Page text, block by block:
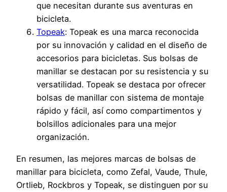
que necesitan durante sus aventuras en
bicicleta.
Topeak: Topeak es una marca reconocida
por su innovación y calidad en el diseño de
accesorios para bicicletas. Sus bolsas de
manillar se destacan por su resistencia y su
versatilidad. Topeak se destaca por ofrecer
bolsas de manillar con sistema de montaje
rápido y fácil, así como compartimentos y
bolsillos adicionales para una mejor
organización.
En resumen, las mejores marcas de bolsas de
manillar para bicicleta, como Zefal, Vaude, Thule,
Ortlieb, Rockbros y Topeak, se distinguen por su